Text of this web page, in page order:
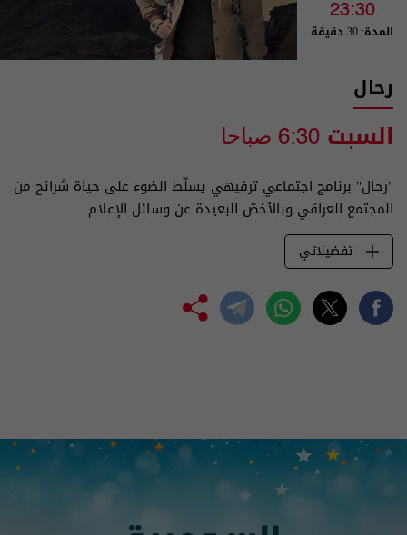
23:30
المدة: 30 دقيقة
رحال
السبت 6:30 صباحا
"رحال" برنامج اجتماعي ترفيهي يسلّط الضوء على حياة شرائح من
المجتمع العراقي وبالأخصّ البعيدة عن وسائل الإعلام
تفضيلاتي